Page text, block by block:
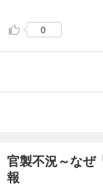
0
官製不況～なぜ
報